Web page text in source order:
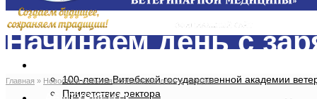
100-летие Витебской государственной академии
Приветствие ректора
Начинаем день с
Главная » Новости и события » Начинаем день с зарядки!